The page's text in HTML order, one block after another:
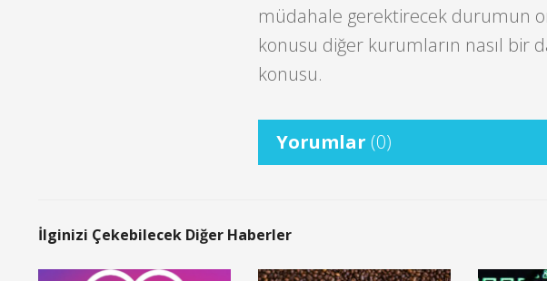
müdahale gerektirecek durumun
konusu diğer kurumların nasıl bir
konusu.
Yorumlar (0)
İlginizi Çekebilecek Diğer Haberler